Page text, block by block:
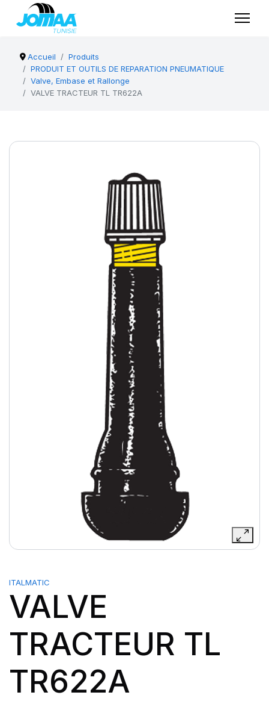
Accueil
Produits
PRODUIT ET OUTILS DE REPARATION PNEUMATIQUE
Valve, Embase et Rallonge
VALVE TRACTEUR TL TR622A
ITALMATIC
VALVE
TRACTEUR TL
TR622A